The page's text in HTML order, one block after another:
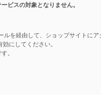
ビスの対象となりません。
を経由して、ショップサイトにア
にしてください。
。